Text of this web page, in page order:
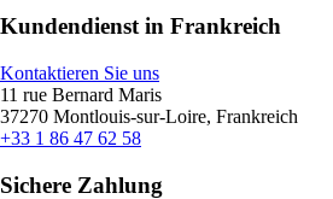
Kundendienst in Frankreich
Kontaktieren Sie uns
11 rue Bernard Maris
37270 Montlouis-sur-Loire, Frankreich
+33 1 86 47 62 58
Sichere Zahlung